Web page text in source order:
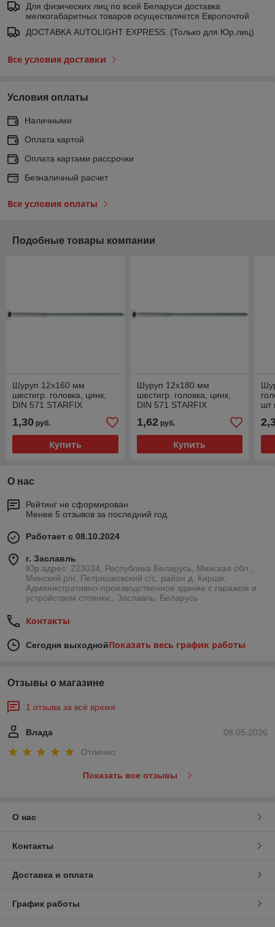
Для физических лиц по всей Беларуси доставка
мелкогабаритных товаров осуществляется Европочтой
ДОСТАВКА AUTOLIGHT EXPRESS. (Только для Юр.лиц)
Все условия доставки
Условия оплаты
Наличными
Оплата картой
Оплата картами рассрочки
Безналичный расчет
Все условия оплаты
Подобные товары компании
Шуруп 12х160 мм
шестигр. головка, цинк,
DIN 571 STARFIX
1,30 руб.
Купить
Шуруп 12х180 мм
шестигр. головка, цинк,
DIN 571 STARFIX
1,62руб.
Купить
шт
О нас
Рейтинг не сформирован
Менее 5 отзывов за последний год
Работает с 08.10.2024
г. Заславль
Юр.адрес: 223034, Республика Беларусь, Минская обл.,
Минский р/н, Петришковский с/с, район д. Кирши,
Административно-производственное здание с гаражом и
устройством стоянки., Заславль, Беларусь
Контакты
Сегодня выходнойПоказать весь график работы
Отзывы о магазине
1 отзыва за всё время
08.05.2026
Влада
Отлично
Показать все отзывы
О нас
Контакты
Доставка и оплата
График работы